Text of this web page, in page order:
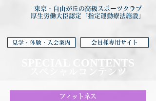
東京・自由が丘の高級スポーツクラブ
厚生労働大臣認定「指定運動療法施設」
見学・体験・入会案内 会員様専用サイト
SPECIAL CONTENTS
スペシャルコンテンツ
フィットネス